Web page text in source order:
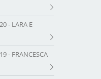
- LARA E
- FRANCESCA